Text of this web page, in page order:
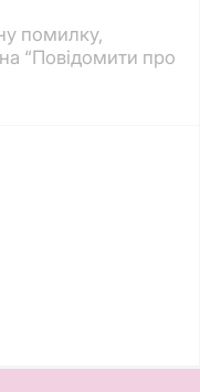
помилку,
на “Повідомити про